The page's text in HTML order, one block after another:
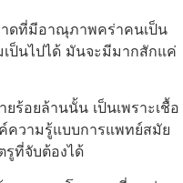
ดที่มีอาณุภาพคร่าคนเป็น
ป็นไปได้ มันจะมีมากสักแค่
ร้อยล้านนั้น เป็นเพราะเชื้อ
ความรู้แบบการแพทย์สมัย
ที่จับต้องได้